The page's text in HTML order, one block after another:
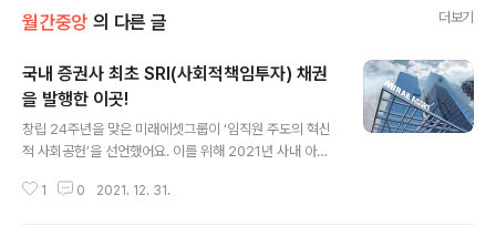
월간중앙 의 다른 글 더보기
국내 증권사 최초 SRI(사회적책임투자) 채권
을 발행한 이곳!
창립 24주년을 맞은 미래에셋그룹이 ‘임직원 주도의 혁신
적 사회공헌’을 선언했어요. 이를 위해 2021년 사내 아이
e’를 환경슬로건으로 선정했어요. 기후변화를 늦추기 위해
1 0 2021. 12. 31.